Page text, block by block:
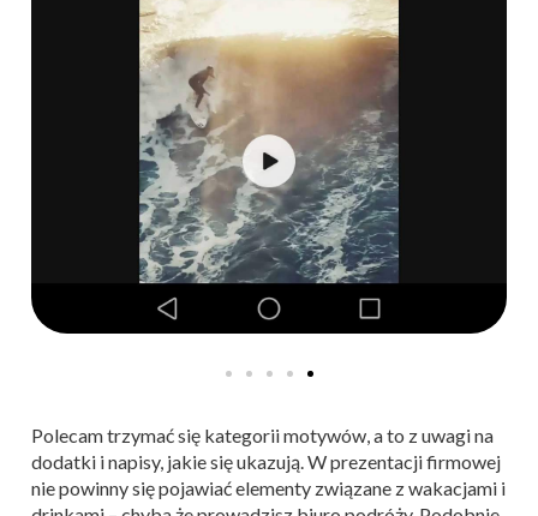
Polecam trzymać się kategorii motywów, a to z uwagi na
dodatki i napisy, jakie się ukazują. W prezentacji firmowej
nie powinny się pojawiać elementy związane z wakacjami i